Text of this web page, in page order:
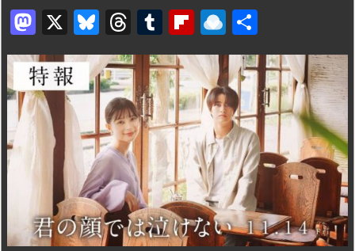
M
a
st
o
d
o
n
X
Bl
u
e
s
k
y
T
hr
e
a
d
s
T
u
m
bl
r
Fl
ip
b
o
ar
d
R
ai
n
dr
o
p.
io
有